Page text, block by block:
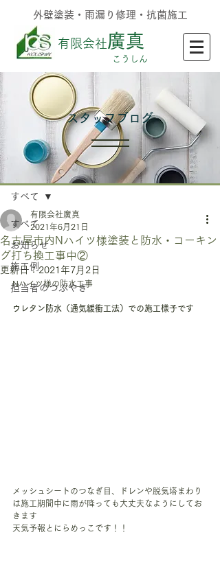
外壁塗装・雨漏り修理・抗菌施工
有限会社廣真
​こうしん
記事
すべて
お知らせ
施工例
担当者のつぶやき
すべて
名古屋市内Nハイツ様塗装と防水・コーキン
グ打ち換工事中②
有限会社廣真
2021年6月21日
更新日：2021年7月2日
Nハイツ様の防水工事
ウレタン防水（通気緩衝工法）での施工様子です
メッシュシートのつなぎ目、ドレンや脱気塔まわり
は施工期間中に雨が降っても大丈夫なようにしてお
きます
天気予報とにらめっこです！！
​スタッフブログ